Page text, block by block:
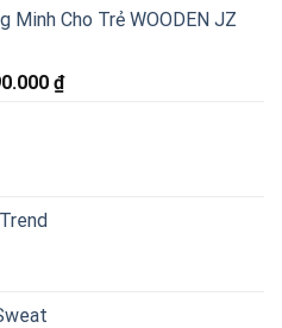
Minh Cho Trẻ WOODEN JZ
₫Giá